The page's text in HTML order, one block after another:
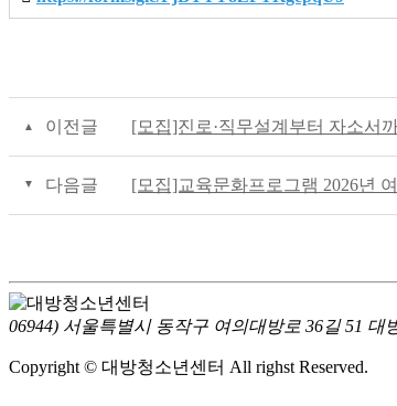
이전글 [모집]진로·직무설계부터 자소서
다음글 [모집]교육문화프로그램 2026년
06944) 서울특별시 동작구 여의대방로 36길 51 대
Copyright © 대방청소년센터 All righst Reserved.